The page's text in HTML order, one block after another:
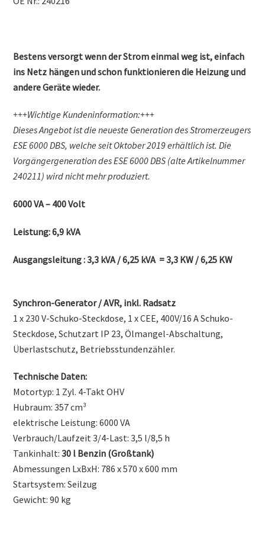
Bestens versorgt wenn der Strom einmal weg ist, einfach
ins Netz hängen und schon funktionieren die Heizung und
andere Geräte wieder.
+++Wichtige Kundeninformation:+++
Dieses Angebot ist die neueste Generation des Stromerzeugers
ESE 6000 DBS, welche seit Oktober 2019 erhältlich ist. Die
Vorgängergeneration des ESE 6000 DBS (alte Artikelnummer
240211) wird nicht mehr produziert.
6000 VA – 400 Volt
Leistung: 6,9 kVA
Ausgangsleitung : 3,3 kVA / 6,25 kVA = 3,3 KW / 6,25 KW
Synchron-Generator / AVR, inkl. Radsatz
1 x 230 V-Schuko-Steckdose, 1 x CEE, 400V/16 A Schuko-
Steckdose, Schutzart IP 23, Ölmangel-Abschaltung,
Überlastschutz, Betriebsstundenzähler.
Technische Daten:
Motortyp: 1 Zyl. 4-Takt OHV
Hubraum: 357 cm³
elektrische Leistung: 6000 VA
Verbrauch/Laufzeit 3/4-Last: 3,5 l/8,5 h
Tankinhalt:30 l Benzin (Großtank)
Abmessungen LxBxH: 786 x 570 x 600 mm
Startsystem: Seilzug
Gewicht: 90 kg